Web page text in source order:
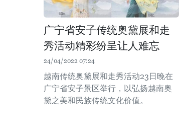
广宁省安子传统奥黛展和走
秀活动精彩纷呈让人难忘
24/04/2022 07:24
越南传统奥黛展和走秀活动23日晚在
广宁省安子景区举行，以弘扬越南奥
黛之美和民族传统文化价值。